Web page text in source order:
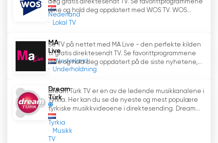
Nederland
Lokal TV
deg gratis direktesendt TV. Se favorittprogrammene
dine og hold deg oppdatert med WOS TV. WOS...
MA
Live
Nederland
Underholdning
Se TV på nettet med MA Live - den perfekte kilden
til gratis direktesendt TV. Se favorittprogrammene
dine og hold deg oppdatert på de siste nyhetene,...
Dream
Türk
Tyrkia
Musikk
TV
Dream Türk TV er en av de ledende musikkanalene i
Tyrkia. Her kan du se de nyeste og mest populære
tyrkiske musikkvideoene i direktesending. Dream...